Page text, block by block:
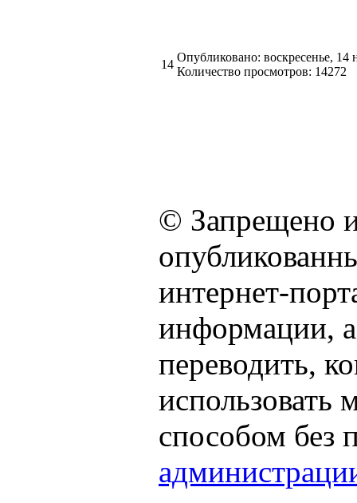
14
Опубликовано: воскресенье, 14
Количество просмотров: 14272
© Запрещено
интернет-
информации, а
переводить,
способом без